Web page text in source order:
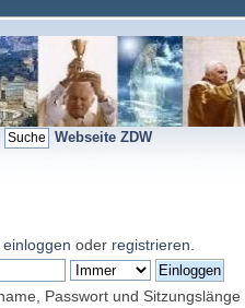
Webseite ZDW
einloggen oder registrieren
Passwort und Sitzungslänge